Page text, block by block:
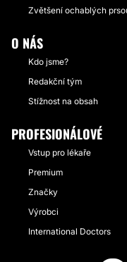
Zvětšení ochablých
O NÁS
Kdo jsme?
Redakční tým
Stížnost na obsah
PROFESIONÁLOVÉ
Vstup pro lékaře
Premium
Značky
Výrobci
International Doctors